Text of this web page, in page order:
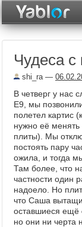
Чудеса с
shi_ra—
В четверг у нас
Е9, мы
полетел картис
нужно её менять
плиты). Мы
постоять пару
ожила, и тогда
Там более, что
частности один
надоело. Но
что Саша
оставшиеся ещё
но они ни черта